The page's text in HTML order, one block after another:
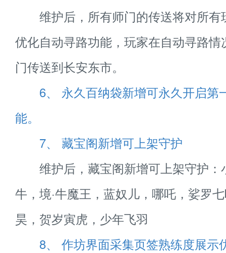
维护后，所有师门的传送将对所有
优化自动寻路功能，玩家在自动寻路
门传送到长安东市。
6、 永久百纳袋新增可永久开启第
能。
7、 藏宝阁新增可上架守护
维护后，藏宝阁新增可上架守护：
牛，境·牛魔王，蓝奴儿，哪吒，娑罗
昊，贺岁寅虎，少年飞羽
8、 作坊界面采集页签熟练度展示